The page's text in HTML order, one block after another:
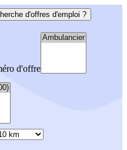
d'offres d'emploi ?
d'offre